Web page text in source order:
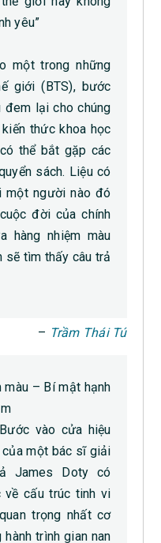
yêu”
một trong những
giới (BTS), bước
đem lại cho chúng
thức khoa học
thể bắt gặp các
sách. Liệu có
một người nào đó
đời của chính
hàng nhiệm màu
sẽ tìm thấy câu trả
– Trầm Thái Tú
màu – Bí mật hạnh
vào cửa hiệu
của một bác sĩ giải
James Doty có
về cấu trúc tinh vi
trọng nhất cơ
trình gian nan